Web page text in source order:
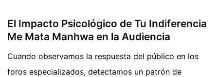
El Impacto Psicológico de Tu Indiferencia
Me Mata Manhwa en la Audiencia
Cuando observamos la respuesta del público en los
foros especializados, detectamos un patrón de